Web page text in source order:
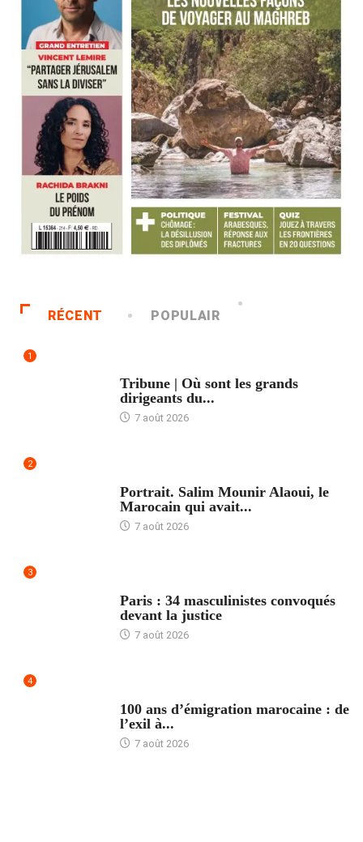
RÉCENT POPULAIR
1
Tribune | Où sont les grands
dirigeants du...
7 août 2026
2
Portrait. Salim Mounir Alaoui, le
Marocain qui avait...
7 août 2026
3
Paris : 34 masculinistes convoqués
devant la justice
7 août 2026
4
100 ans d’émigration marocaine : de
l’exil à...
7 août 2026